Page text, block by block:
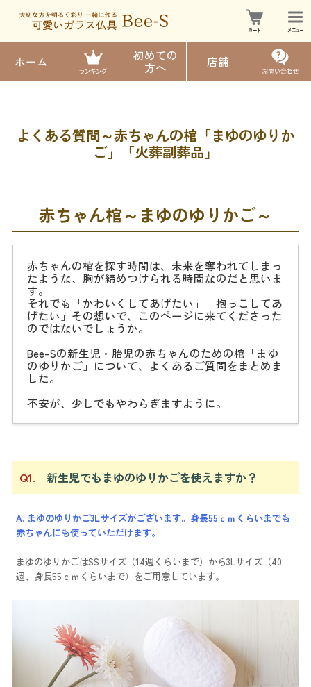
ホーム
初めての
方へ
店舗
よくある質問～赤ちゃんの棺「まゆのゆりか
ご」「火葬副葬品」
赤ちゃん棺～まゆのゆりかご～
赤ちゃんの棺を探す時間は、未来を奪われてしまっ
たような、胸が締めつけられる時間なのだと思いま
す。
それでも「かわいくしてあげたい」「抱っこしてあ
げたい」その想いで、このページに来てくださった
のではないでしょうか。
Bee-Sの新生児・胎児の赤ちゃんのための棺「まゆ
のゆりかご」について、よくあるご質問をまとめま
した。
不安が、少しでもやわらぎますように。
Q1. 新生児でもまゆのゆりかごを使えますか？
A. まゆのゆりかご3Lサイズがございます。身長55ｃｍくらいまでも
赤ちゃんにも使っていただけます。
まゆのゆりかごはSSサイズ（14週くらいまで）から3Lサイズ（40
週、身長55ｃｍくらいまで）をご用意しています。